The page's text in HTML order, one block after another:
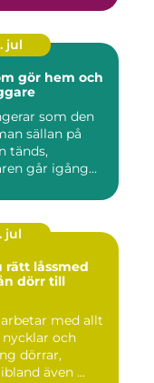
jul
gör hem och
som den
sällan på
tänds,
går igång
jul
rätt låssmed
dörr till
med allt
och
dörrar,
även ...